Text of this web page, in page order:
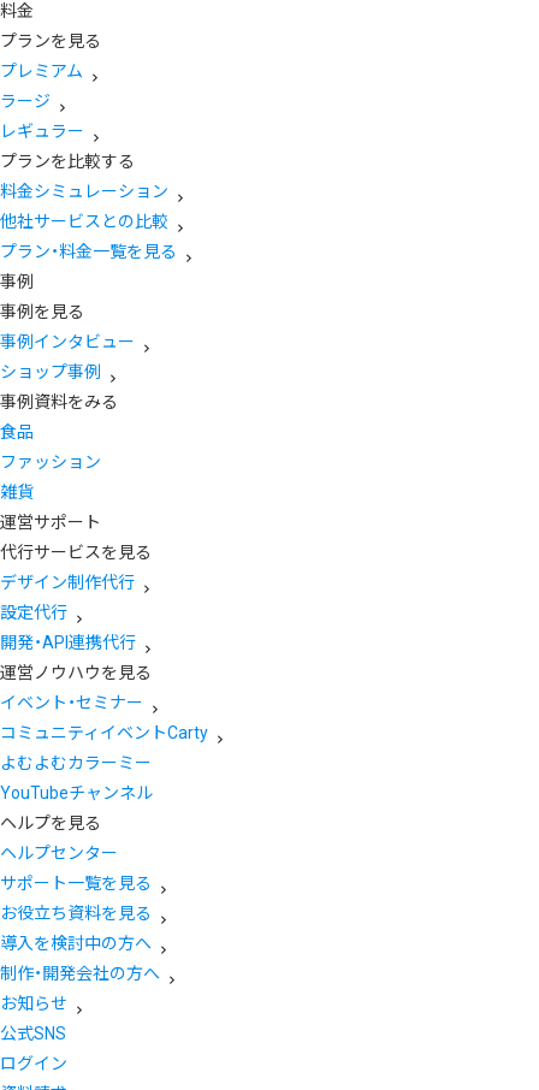
料金
プランを見る
プレミアム
ラージ
レギュラー
プランを比較する
料金シミュレーション
他社サービスとの比較
プラン・料金一覧を見る
事例
事例を見る
事例インタビュー
ショップ事例
事例資料をみる
食品
ファッション
雑貨
運営サポート
代行サービスを見る
デザイン制作代行
設定代行
開発・API連携代行
運営ノウハウを見る
イベント・セミナー
コミュニティイベントCarty
よむよむカラーミー
YouTubeチャンネル
ヘルプを見る
ヘルプセンター
サポート一覧を見る
お役立ち資料を見る
導入を検討中の方へ
制作・開発会社の方へ
お知らせ
公式SNS
ログイン